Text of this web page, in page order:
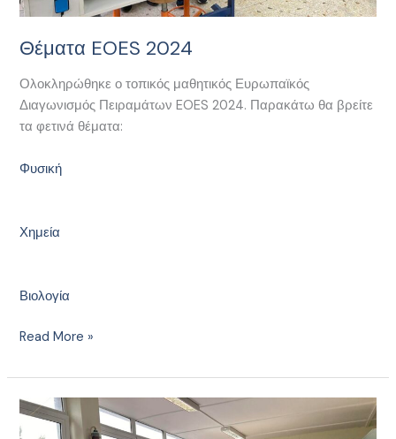
Θέματα EOES 2024
Ολοκληρώθηκε ο τοπικός μαθητικός Ευρωπαϊκός
Διαγωνισμός Πειραμάτων EOES 2024. Παρακάτω θα βρείτε
τα φετινά θέματα:
Φυσική
Χημεία
Βιολογία
Read More »
Διαγωνισμός
EOES